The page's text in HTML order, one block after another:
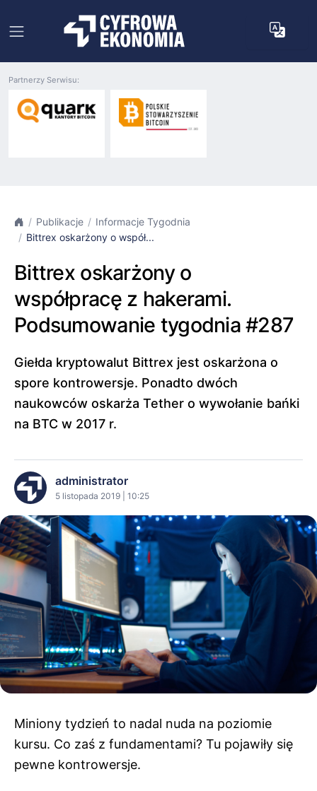
Partnerzy Serwisu:
Publikacje
Informacje Tygodnia
Bittrex oskarżony o współ...
Bittrex oskarżony o
współpracę z hakerami.
Podsumowanie tygodnia #287
Giełda kryptowalut Bittrex jest oskarżona o
spore kontrowersje. Ponadto dwóch
naukowców oskarża Tether o wywołanie bańki
na BTC w 2017 r.
administrator
5 listopada 2019 | 10:25
Miniony tydzień to nadal nuda na poziomie
kursu. Co zaś z fundamentami? Tu pojawiły się
pewne kontrowersje.